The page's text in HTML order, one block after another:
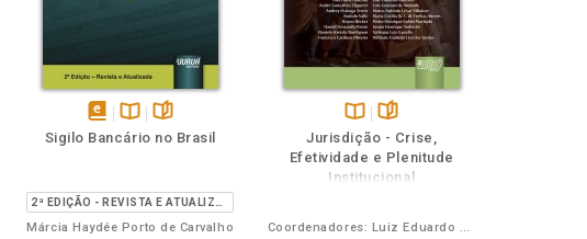
disponívelDisponível
páginas
Sigilo Bancário no Brasil
Márcia Haydée Porto de Carvalho
Disponível
na
B.V.
páginas
Jurisdição - Crise,
Efetividade e Plenitude
Institucional
Coordenadores: Luiz Eduardo Gunther e Willians Franklin Lira dos Santos